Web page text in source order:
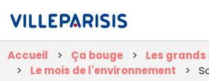
contenu
principal
Accueil Ça bouge
Les
Le mois de l'environnement